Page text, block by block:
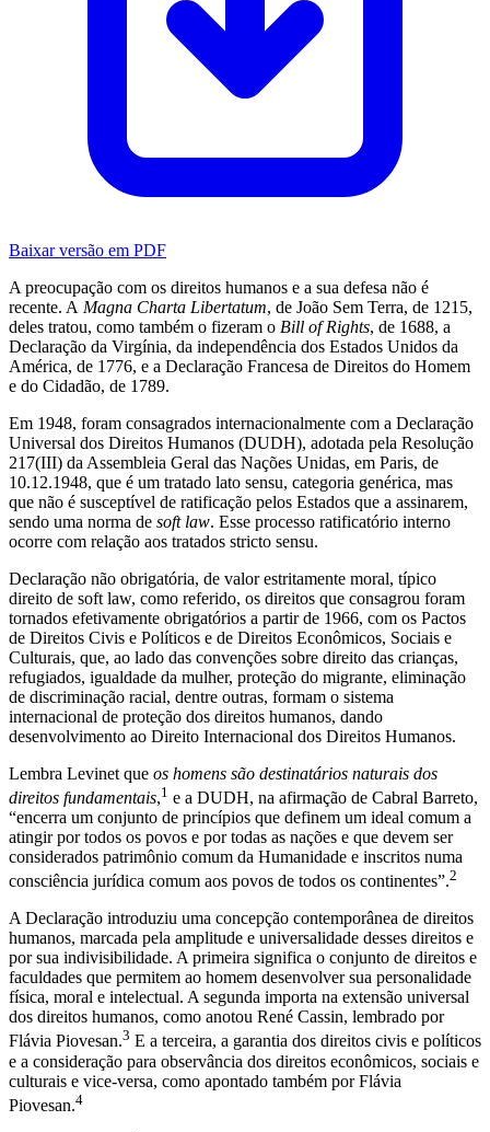
Baixar versão em PDF
A preocupação com os direitos humanos e a sua defesa não é
recente. A Magna Charta Libertatum, de João Sem Terra, de 1215,
deles tratou, como também o fizeram o Bill of Rights, de 1688, a
Declaração da Virgínia, da independência dos Estados Unidos da
América, de 1776, e a Declaração Francesa de Direitos do Homem
e do Cidadão, de 1789.
Em 1948, foram consagrados internacionalmente com a Declaração
Universal dos Direitos Humanos (DUDH), adotada pela Resolução
217(III) da Assembleia Geral das Nações Unidas, em Paris, de
10.12.1948, que é um tratado lato sensu, categoria genérica, mas
que não é susceptível de ratificação pelos Estados que a assinarem,
sendo uma norma de soft law. Esse processo ratificatório interno
ocorre com relação aos tratados stricto sensu.
Declaração não obrigatória, de valor estritamente moral, típico
direito de soft law, como referido, os direitos que consagrou foram
tornados efetivamente obrigatórios a partir de 1966, com os Pactos
de Direitos Civis e Políticos e de Direitos Econômicos, Sociais e
Culturais, que, ao lado das convenções sobre direito das crianças,
refugiados, igualdade da mulher, proteção do migrante, eliminação
de discriminação racial, dentre outras, formam o sistema
internacional de proteção dos direitos humanos, dando
desenvolvimento ao Direito Internacional dos Direitos Humanos.
Lembra Levinet que os homens são destinatários naturais dos
direitos fundamentais,1 e a DUDH, na afirmação de Cabral Barreto,
“encerra um conjunto de princípios que definem um ideal comum a
atingir por todos os povos e por todas as nações e que devem ser
considerados patrimônio comum da Humanidade e inscritos numa
consciência jurídica comum aos povos de todos os continentes”.2
A Declaração introduziu uma concepção contemporânea de direitos
humanos, marcada pela amplitude e universalidade desses direitos e
por sua indivisibilidade. A primeira significa o conjunto de direitos e
faculdades que permitem ao homem desenvolver sua personalidade
física, moral e intelectual. A segunda importa na extensão universal
dos direitos humanos, como anotou René Cassin, lembrado por
Flávia Piovesan.3 E a terceira, a garantia dos direitos civis e políticos
e a consideração para observância dos direitos econômicos, sociais e
culturais e vice-versa, como apontado também por Flávia
Piovesan.4